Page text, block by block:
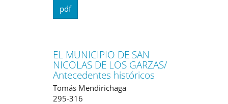
pdf
EL MUNICIPIO DE SAN
NICOLAS DE LOS GARZAS/
Antecedentes históricos
Tomás Mendirichaga
295-316